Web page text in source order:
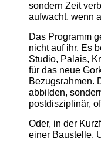
sondern Zeit
aufwacht, wenn
Das Programm
nicht auf ihr. Es
Studio, Palais,
für das neue
Bezugsrahmen.
abbilden,
postdisziplinär,
Oder, in der
einer Baustelle.